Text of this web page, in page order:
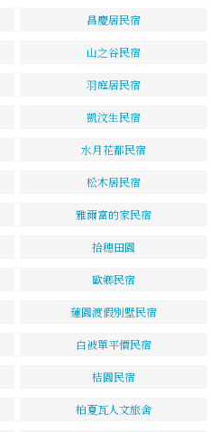
昌慶居民宿
山之谷民宿
羽庭居民宿
凱汶生民宿
水月花都民宿
松木居民宿
雅爾富的家民宿
拾穗田園
歐鄉民宿
蓮園渡假別墅民宿
白被單平價民宿
桔園民宿
柏夏瓦人文旅舍